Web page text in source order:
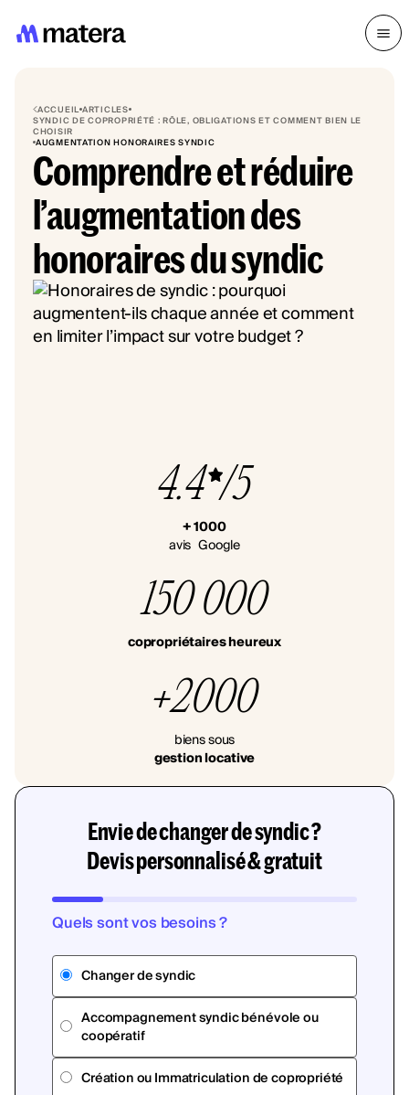
ACCUEILARTICLES
SYNDIC DE COPROPRIÉTÉ : RÔLE, OBLIGATIONS ET COMMENT BIEN LE
CHOISIR
AUGMENTATION HONORAIRES SYNDIC
Comprendre et réduire
l’augmentation des
honoraires du syndic
4.4 /5
+ 1000
avis Google
150 000
copropriétaires heureux
+2000
biens sous
gestion locative
Envie de changer de syndic ?
Devis personnalisé & gratuit
Quels sont vos besoins ?
Changer de syndic
Accompagnement syndic bénévole ou
coopératif
Création ou Immatriculation de copropriété